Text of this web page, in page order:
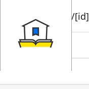
book/rent/[id]